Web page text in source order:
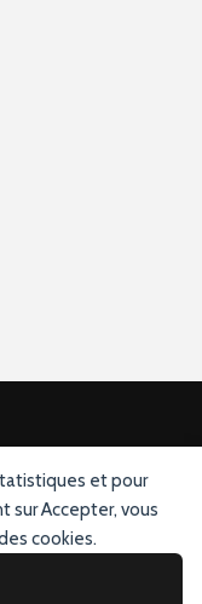
et pour
sur Accepter, vous
cookies.
nous en
réalisée par